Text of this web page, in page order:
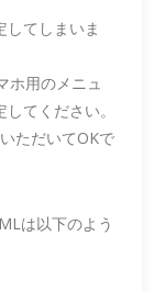
してしまいま
ホ用のメニュ
てください。
ただいてOKで
は以下のよう